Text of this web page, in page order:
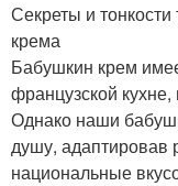
Натуральный
Крем в
Секреты и
крема
Бабушкин крем
французской кухне,
Однако наши
душу, адаптировав
национальные